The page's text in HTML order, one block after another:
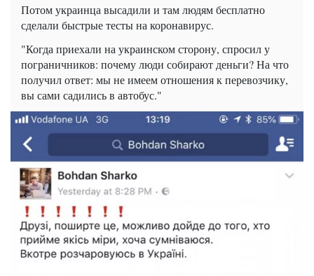
Потом украинца высадили и там людям бесплатно
сделали быстрые тесты на коронавирус.
"Когда приехали на украинском сторону, спросил у
пограничников: почему люди собирают деньги? На что
получил ответ: мы не имеем отношения к перевозчику,
вы сами садились в автобус."